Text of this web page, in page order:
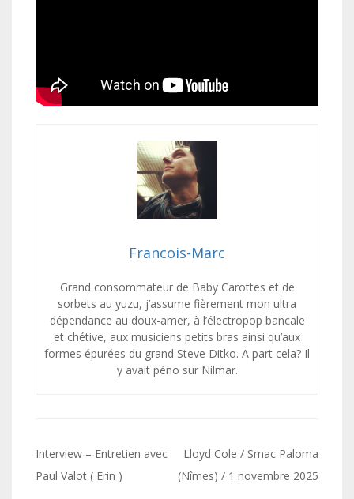
Francois-Marc
Grand consommateur de Baby Carottes et de
sorbets au yuzu, j’assume fièrement mon ultra
dépendance au doux-amer, à l’électropop bancale
et chétive, aux musiciens petits bras ainsi qu’aux
formes épurées du grand Steve Ditko. A part cela? Il
y avait péno sur Nilmar.
Navigation
de
Interview – Entretien avec
Paul Valot ( Erin )
Lloyd Cole / Smac Paloma
(Nîmes) / 1 novembre 2025